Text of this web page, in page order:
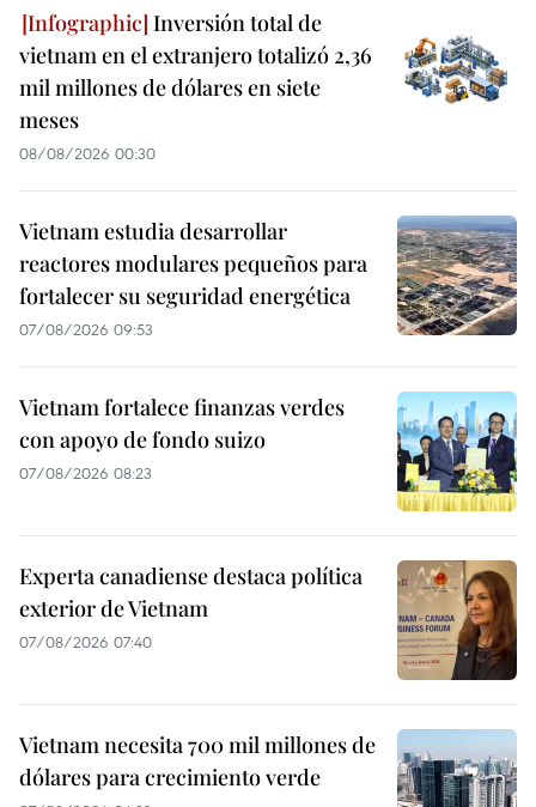
Inversión total de
vietnam en el extranjero totalizó 2,36
mil millones de dólares en siete
meses
08/08/2026 00:30
Vietnam estudia desarrollar
reactores modulares pequeños para
fortalecer su seguridad energética
07/08/2026 09:53
Vietnam fortalece finanzas verdes
con apoyo de fondo suizo
07/08/2026 08:23
Experta canadiense destaca política
exterior de Vietnam
07/08/2026 07:40
Vietnam necesita 700 mil millones de
dólares para crecimiento verde